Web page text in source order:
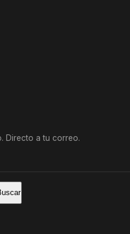
Directo a tu correo.